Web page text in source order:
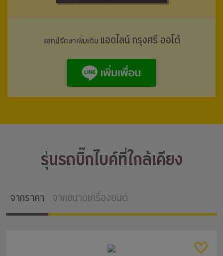
แชทปรึกษาเพิ่มเติม แอดไลน์ กรุงศรี ออโต้
รุ่นรถบิ๊กไบค์ที่ใกล้เคียง
จากราคา จากขนาดเครื่องยนต์